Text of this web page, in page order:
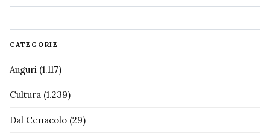
CATEGORIE
Auguri (1.117)
Cultura (1.239)
Dal Cenacolo (29)